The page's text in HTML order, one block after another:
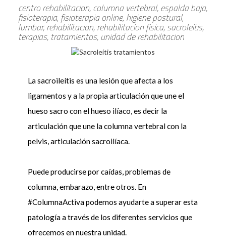
centro rehabilitacion, columna vertebral, espalda baja,
fisioterapia, fisioterapia online, higiene postural,
lumbar, rehabilitacion, rehabilitacion fisica, sacroleitis,
terapias, tratamientos, unidad de rehabilitacion
La sacroileítis es una lesión que afecta a los
ligamentos y a la propia articulación que une el
hueso sacro con el hueso ilíaco, es decir la
articulación que une la columna vertebral con la
pelvis, articulación sacroilíaca.
Puede producirse por caídas, problemas de
columna, embarazo, entre otros. En
#ColumnaActiva podemos ayudarte a superar esta
patología a través de los diferentes servicios que
ofrecemos en nuestra unidad.